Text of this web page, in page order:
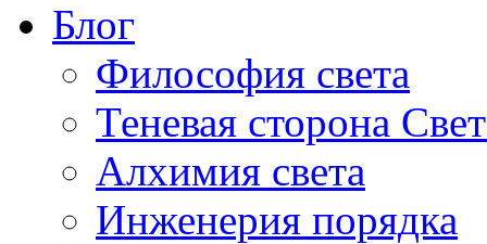
Блог
Философия света
Теневая сторона
Алхимия света
Инженерия порядка